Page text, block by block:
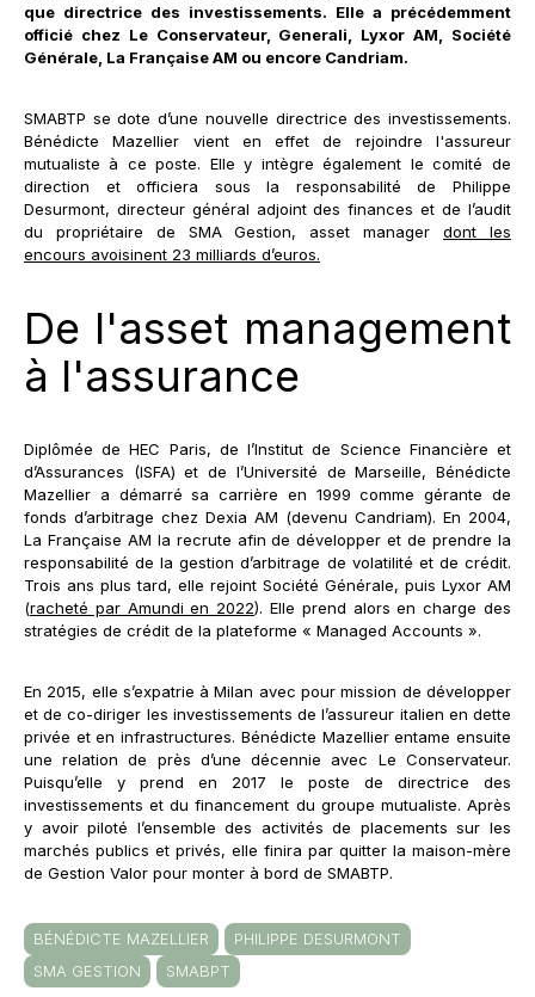
que directrice des investissements. Elle a précédemment
officié chez Le Conservateur, Generali, Lyxor AM, Société
Générale, La Française AM ou encore Candriam.
SMABTP se dote d’une nouvelle directrice des investissements.
Bénédicte Mazellier vient en effet de rejoindre l'assureur
mutualiste à ce poste. Elle y intègre également le comité de
direction et officiera sous la responsabilité de Philippe
Desurmont, directeur général adjoint des finances et de l’audit
du propriétaire de SMA Gestion, asset managerdont les
encours avoisinent 23 milliards d’euros.
De l'asset management
à l'assurance
Diplômée de HEC Paris, de l’Institut de Science Financière et
d’Assurances (ISFA) et de l’Université de Marseille, Bénédicte
Mazellier a démarré sa carrière en 1999 comme gérante de
fonds d’arbitrage chez Dexia AM (devenu Candriam). En 2004,
La Française AM la recrute afin de développer et de prendre la
responsabilité de la gestion d’arbitrage de volatilité et de crédit.
Trois ans plus tard, elle rejoint Société Générale, puis Lyxor AM
(racheté par Amundi en 2022). Elle prend alors en charge des
stratégies de crédit de la plateforme « Managed Accounts ».
En 2015, elle s’expatrie à Milan avec pour mission de développer
et de co-diriger les investissements de l’assureur italien en dette
privée et en infrastructures. Bénédicte Mazellier entame ensuite
une relation de près d’une décennie avec Le Conservateur.
Puisqu’elle y prend en 2017 le poste de directrice des
investissements et du financement du groupe mutualiste. Après
y avoir piloté l’ensemble des activités de placements sur les
marchés publics et privés, elle finira par quitter la maison-mère
de Gestion Valor pour monter à bord de SMABTP.
BÉNÉDICTE MAZELLIER
PHILIPPE DESURMONT
SMA GESTION
SMABPT